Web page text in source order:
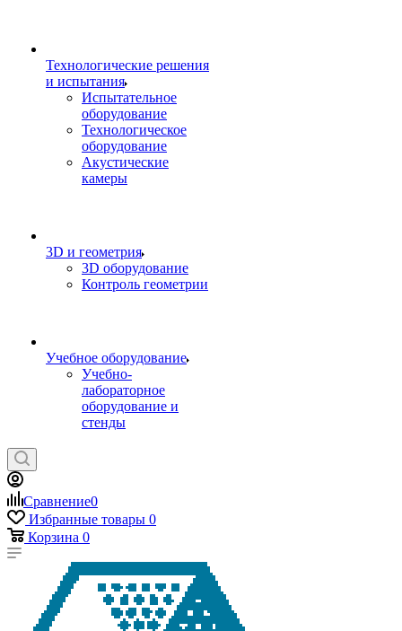
Технологические решения
и испытания
Испытательное
оборудование
Технологическое
оборудование
Акустические
камеры
3D и геометрия
3D оборудование
Контроль геометрии
Учебное оборудование
Учебно-
лабораторное
оборудование и
стенды
Сравнение0
Избранные товары 0
Корзина 0